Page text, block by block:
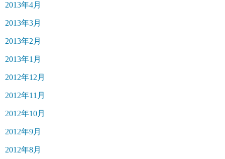
2013年4月
2013年3月
2013年2月
2013年1月
2012年12月
2012年11月
2012年10月
2012年9月
2012年8月